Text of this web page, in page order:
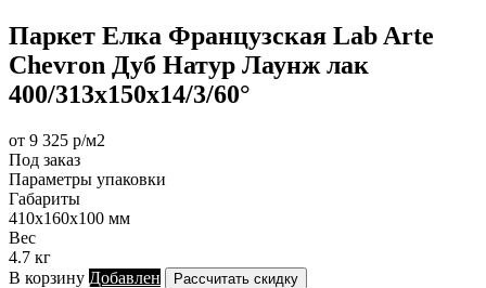
Паркет Елка Французская Lab Arte
Chevron Дуб Натур Лаунж лак
400/313х150х14/3/60°
от 9 325 р/м2
Под заказ
Параметры упаковки
Габариты
410х160х100 мм
Вес
4.7 кг
В корзину Добавлен Рассчитать скидку